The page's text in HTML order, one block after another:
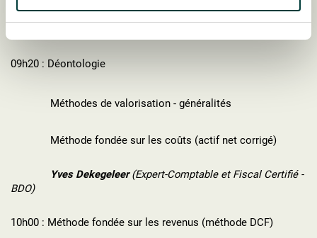
Joris Mertens(Partner - KMPG Bedrijfsrevisoren)
09h20 : Déontologie
Méthodes de valorisation - généralités
Méthode fondée sur les coûts (actif net corrigé)
Yves Dekegeleer (Expert-Comptable et Fiscal Certifié -
BDO)
10h00 : Méthode fondée sur les revenus (méthode DCF)